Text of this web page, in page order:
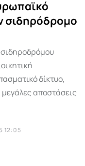
σιδηρόδρομο
σιδηροδρόμου
δίκτυο,
αποστάσεις
12:05